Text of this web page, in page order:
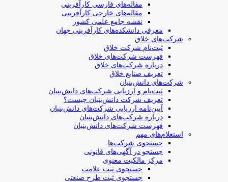
مقاله‌های فارسی کارآفرینی
مقاله‌های خارجی کارآفرینی
نقشه جامع علمی کشور
معرفی دانشکده‌های کارآفرینی جهان
شرکت‌های خلاق
ثبت‌نام شرکت خلاق
فهرست شرکت‌های خلاق
درباره شرکت‌های خلاق
تعریف صنایع خلاق
شرکت‌های دانش‌بنیان
ثبت‌نام و ارزیابی شرکت‌های دانش‌بنیان
تعریف شرکت دانش‌بنیان چیست؟
آیین‌نامه ارزیابی شرکت‌های دانش‌بنیان
درباره شرکت‌های دانش‌بنیان
فهرست شرکت‌های دانش‌بنیان
استعلام‌های مهم
جستجوی شرکت‌ها
جستجو در آگهی‌های قانونی
مرکز مالکیت معنوی
جستجوی ثبت علامت
جستجوی ثبت طرح صنعتی